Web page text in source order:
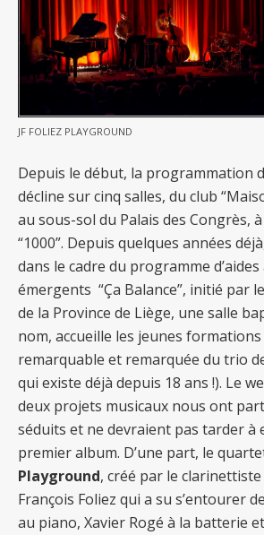
JF FOLIEZ PLAYGROUND
Depuis le début, la programmation
décline sur cinq salles, du club
au sous-sol du Palais des Congrès,
“1000”. Depuis quelques années
dans le cadre du programme
émergents “Ça Balance”, initié par
de la Province de Liège, une salle
nom, accueille les jeunes formations
remarquable et remarquée du trio
qui existe déjà depuis 18 ans !). Le
deux projets musicaux nous ont
séduits et ne devraient pas tarder à
premier album. D’une part, le
Playground, créé par le
François Foliez qui a su s’entourer
au piano, Xavier Rogé à la batterie